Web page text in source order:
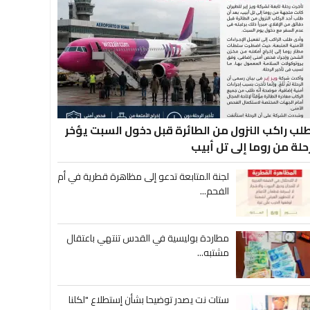
راكب النزول من الطائرة قبل دخول السبت يؤخر
من روما إلى تل أبيب
لجنة المتابعة تدعو إلى مظاهرة قطرية في أم
الفحم...
مطاردة بوليسية في القدس تنتهي باعتقال
مشتبه...
ستات نت يصدر توضيحا بشأن إستطلاع "لكلنا